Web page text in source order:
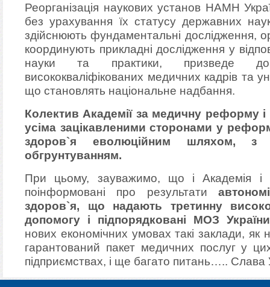
Реорганізація наукових установ НАМН
без урахування їх статусу державних
здійснюють фундаментальні дослідження,
координують прикладні дослідження у
науки та практики, призведе до
висококваліфікованих медичних кадрів та
що становлять національне надбання.
Колектив Академії за медичну реформу
усіма зацікавленими сторонами у
здоров`я еволюційним шляхом, з
обгрунтуванням.
При цьому, зауважимо, що і Академія
поінформовані про результати
здоров`я, що надають третинну
допомогу і підпорядковані МОЗ
нових економічних умовах такі заклади, як
гарантований пакет медичних послуг у
підприємствах, і ще багато питань….. Слава